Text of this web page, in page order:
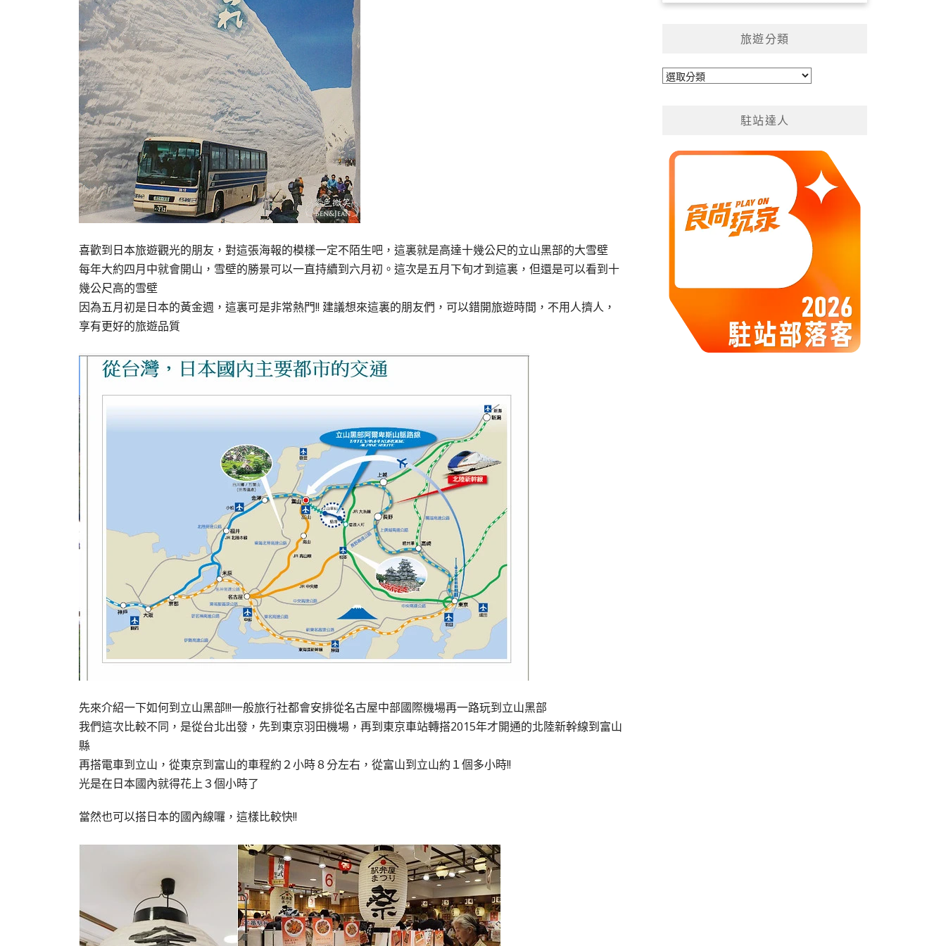
喜歡到日本旅遊觀光的朋友，對這張海報的模樣一定不陌生吧，這裏就是高達十幾公尺的立山黑部的大雪壁
每年大約四月中就會開山，雪壁的勝景可以一直持續到六月初。這次是五月下旬才到這裏，但還是可以看到十
幾公尺高的雪壁
因為五月初是日本的黃金週，這裏可是非常熱門!! 建議想來這裏的朋友們，可以錯開旅遊時間，不用人擠人，
享有更好的旅遊品質
先來介紹一下如何到立山黑部!!!一般旅行社都會安排從名古屋中部國際機場再一路玩到立山黑部
我們這次比較不同，是從台北出發，先到東京羽田機場，再到東京車站轉搭2015年才開通的北陸新幹線到富山
縣
再搭電車到立山，從東京到富山的車程約２小時８分左右，從富山到立山約１個多小時!!
光是在日本國內就得花上３個小時了
當然也可以搭日本的國內線囉，這樣比較快!!
旅遊分類
旅
駐站達人